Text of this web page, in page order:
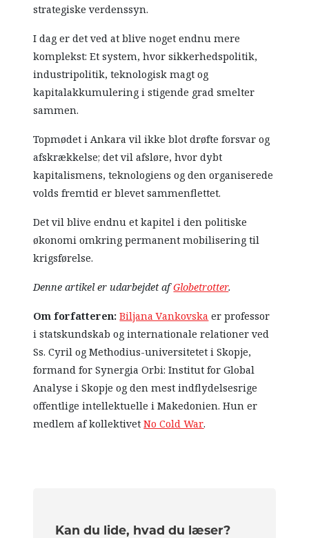
strategiske verdenssyn.
I dag er det ved at blive noget endnu mere
komplekst: Et system, hvor sikkerhedspolitik,
industripolitik, teknologisk magt og
kapitalakkumulering i stigende grad smelter
sammen.
Topmødet i Ankara vil ikke blot drøfte forsvar og
afskrækkelse; det vil afsløre, hvor dybt
kapitalismens, teknologiens og den organiserede
volds fremtid er blevet sammenflettet.
Det vil blive endnu et kapitel i den politiske
økonomi omkring permanent mobilisering til
krigsførelse.
Denne artikel er udarbejdet afGlobetrotter.
Om forfatteren: Biljana Vankovska er professor
i statskundskab og internationale relationer ved
Ss. Cyril og Methodius-universitetet i Skopje,
formand for Synergia Orbi: Institut for Global
Analyse i Skopje og den mest indflydelsesrige
offentlige intellektuelle i Makedonien. Hun er
medlem af kollektivetNo Cold War.
Kan du lide, hvad du læser?